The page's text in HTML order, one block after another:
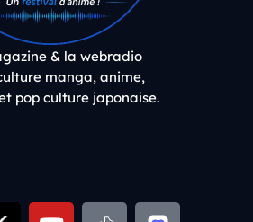
& la webradio
manga, anime,
pop culture japonaise.